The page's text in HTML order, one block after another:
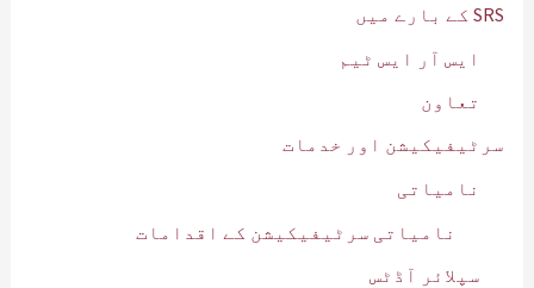
SRS کے بارے میں
ایس آر ایس ٹیم
تعاون
سرٹیفیکیشن اور خدمات
نامیاتی
نامیاتی سرٹیفیکیشن کے اقدامات
سپلائر آڈٹس